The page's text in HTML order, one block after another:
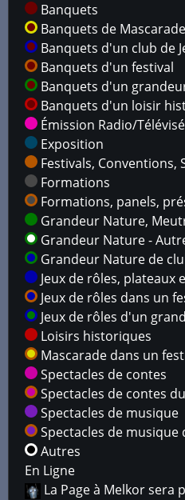
Banquets
Banquets de
Banquets d'un club de
Banquets d'un festival
Banquets d'un
Banquets d'un loisir
Émission Radio/
Exposition
Festivals, Conventions,
Formations
Formations, panels,
Grandeur Nature,
Grandeur Nature -
Grandeur Nature de
Jeux de rôles, plateaux
Jeux de rôles dans un
Jeux de rôles d'un
Loisirs historiques
Mascarade dans un
Spectacles de contes
Spectacles de contes
Spectacles de musique
Spectacles de
Autres
En Ligne
La Page à Melkor sera